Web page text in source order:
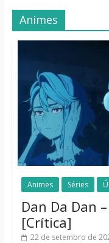
Animes
Animes Séries
Dan Da Dan
[Crítica]
22 de setembro de